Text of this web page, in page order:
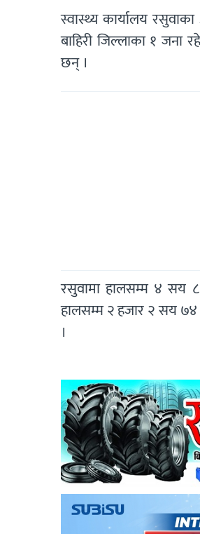
स्वास्थ्य कार्यालय
बाहिरी जिल्लाका १
छन् ।
रसुवामा हालसम्म ४ सय
हालसम्म २ हजार २ सय
।